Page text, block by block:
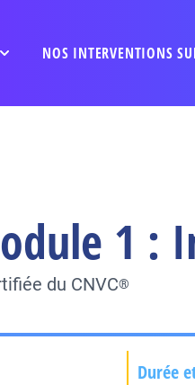
NOS INTERVENTIONS
1 :
du CNVC®
Durée